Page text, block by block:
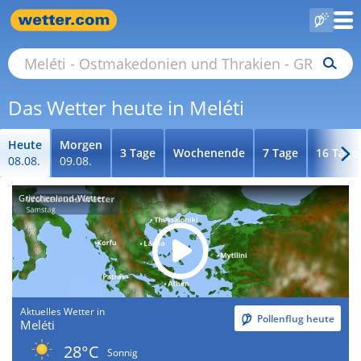
Das Wetter heute in Meléti
Heute
08.08.
Morgen
09.08.
3 Tage Wochenende 7 Tage 16 Tage
Griechenland-Wetter
Aktuelles Wetter in
Meléti Pollenflug heute
28°C
Sonnig